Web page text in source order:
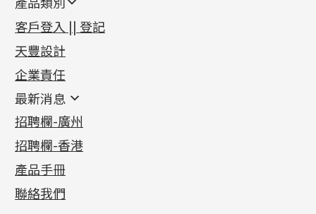
導
覽
新產品
足金系列
足金配件
機織鏈系列
珠仔鏈
镶口链
管狀網鏈
十字車花鏈系列
十字閃O鏈系列
十字錘打鏈系列
側身車花鏈系列
側身鏈系列
首飾配件
耳環類配件
卷迫系列
螺絲迫系列
梅花迫系列
平臺迫系列
綫拍系列
美拍系列
鏈類配件
動感車花吊墜
調節珠系列
生圈扣系列
龍蝦扣系列
鴨俐制系列
其他類配件
珠盤系列
袖口鈕系列
焊片及鐳射綫
空心車花管
珠類配件
無孔光身珠
空心光身珠
無孔批花珠
鑲口類
四爪頭系列
六爪頭系列
車花片
動感車花片
鑲口戒指
鑲口手鏈系列
首飾系列
手镯系列
戒指系列
空心耳環
空心车花管首饰链
空心手鐲系列
貴金屬原料
千足金
記憶金屬系列
記憶戒指
拉簧珠珠手鏈
記憶鈦手鐲
客戶登入 || 登記
天豐設計
企業責任
最新消息
最新消息
各項證書(2)
相片集(9)
展覽會資訊
最新產品資訊
招聘欄-廣州
招聘欄-香港
產品手冊
聯絡我們